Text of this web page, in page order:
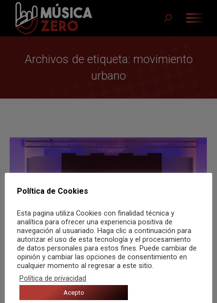
Buscar:
Archivos de etiqueta: movimiento
urbano
1AM, un moviment urbà i artístic de
l’interior d’Alacant
Noticias PorAitana Pastor 25 septiembre, 2022
Política de Cookies
Esta pagina utiliza Cookies con finalidad técnica y
analítica para ofrecer una experiencia positiva de
navegación al usuariado. Haga clic a continuación para
autorizar el uso de esta tecnología y el procesamiento
de datos personales para estos fines. Puede cambiar de
opinión y cambiar las opciones de consentimiento en
cualquier momento al regresar a este sitio.
Política de privacidad
Acepto